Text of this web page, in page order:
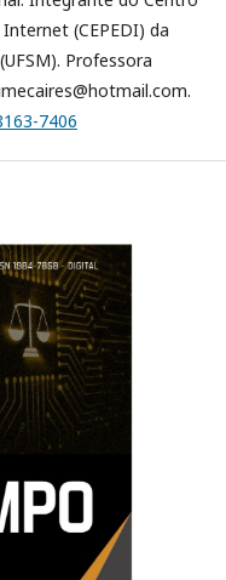
(CEPEDI) da
Professora
7406